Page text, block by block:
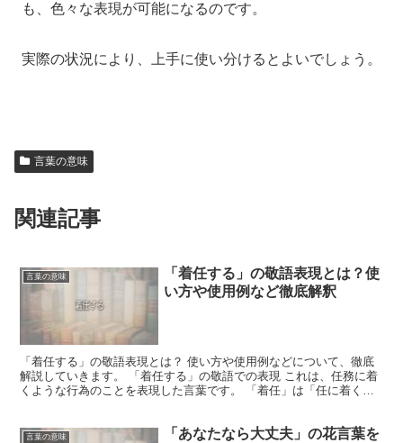
も、色々な表現が可能になるのです。
実際の状況により、上手に使い分けるとよいでしょう。
言葉の意味
関連記事
言葉の意味
「着任する」の敬語表現とは？使
い方や使用例など徹底解釈
「着任する」の敬語表現とは？ 使い方や使用例などについて、徹底
解説していきます。 「着任する」の敬語での表現 これは、任務に着
くような行為のことを表現した言葉です。 「着任」は「任に着くこ
言葉の意味
「あなたなら大丈夫」の花言葉を